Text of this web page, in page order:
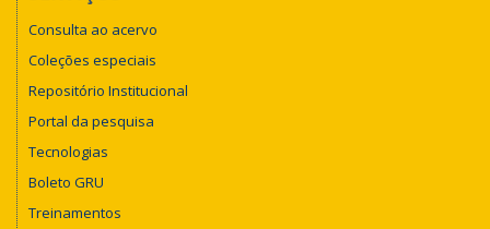
Consulta ao acervo
Coleções especiais
Repositório Institucional
Portal da pesquisa
Tecnologias
Boleto GRU
Treinamentos